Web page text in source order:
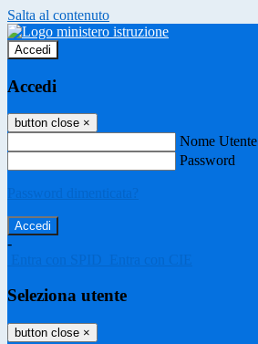
Salta al contenuto
Accedi
Accedi
button close ×
Nome Utente
Password
Password dimenticata?
-
Entra con SPID
Entra con CIE
Seleziona utente
button close ×